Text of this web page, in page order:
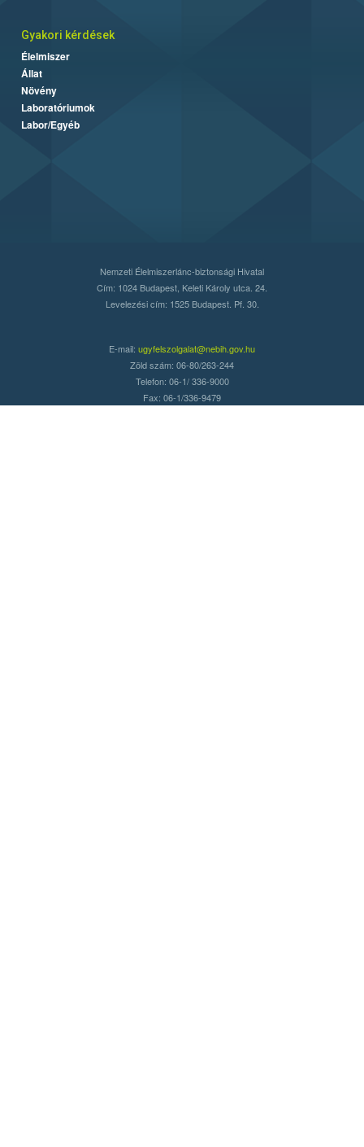
Gyakori kérdések
Élelmiszer
Állat
Növény
Laboratóriumok
Labor/Egyéb
Nemzeti Élelmiszerlánc-biztonsági Hivatal
Cím: 1024 Budapest, Keleti Károly utca. 24.
Levelezési cím: 1525 Budapest. Pf. 30.
E-mail: ugyfelszolgalat@nebih.gov.hu
Zöld szám: 06-80/263-244
Telefon: 06-1/ 336-9000
Fax: 06-1/336-9479